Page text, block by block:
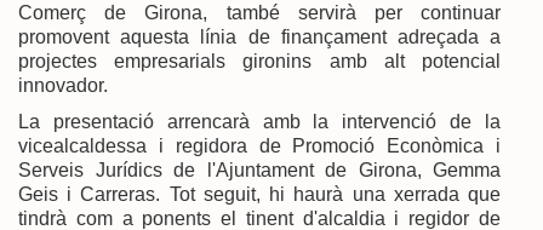
Comerç de Girona, també servirà per continuar
promovent aquesta línia de finançament adreçada a
projectes empresarials gironins amb alt potencial
innovador.
La presentació arrencarà amb la intervenció de la
vicealcaldessa i regidora de Promoció Econòmica i
Serveis Jurídics de l'Ajuntament de Girona, Gemma
Geis i Carreras. Tot seguit, hi haurà una xerrada que
tindrà com a ponents el tinent d'alcaldia i regidor de